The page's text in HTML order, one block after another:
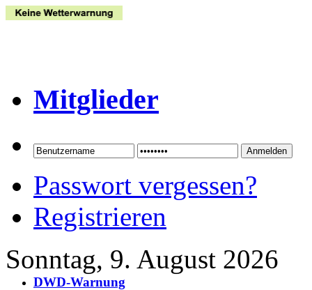
Mitglieder
Passwort vergessen?
Registrieren
Sonntag, 9. August 2026
DWD-Warnung